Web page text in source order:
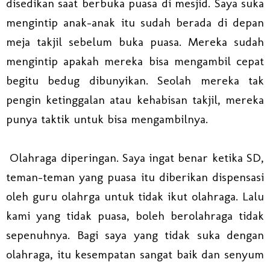
disedikan saat berbuka puasa di mesjid. Saya suka
mengintip anak-anak itu sudah berada di depan
meja takjil sebelum buka puasa. Mereka sudah
mengintip apakah mereka bisa mengambil cepat
begitu bedug dibunyikan. Seolah mereka tak
pengin ketinggalan atau kehabisan takjil, mereka
punya taktik untuk bisa mengambilnya.
Olahraga diperingan. Saya ingat benar ketika SD,
teman-teman yang puasa itu diberikan dispensasi
oleh guru olahrga untuk tidak ikut olahraga. Lalu
kami yang tidak puasa, boleh berolahraga tidak
sepenuhnya. Bagi saya yang tidak suka dengan
olahraga, itu kesempatan sangat baik dan senyum